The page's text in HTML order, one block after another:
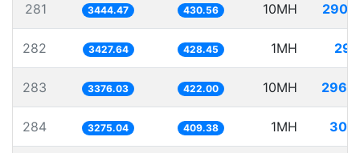
281 3444.47 430.56 10MH
282 3427.64 428.45 1MH
283 3376.03 422.00 10MH
284 3275.04 409.38 1MH